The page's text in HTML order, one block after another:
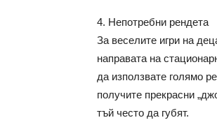
4. Непотребни рендета
За веселите игри на
направата на
да използвате голямо
получите прекрасни
тъй често да губят.